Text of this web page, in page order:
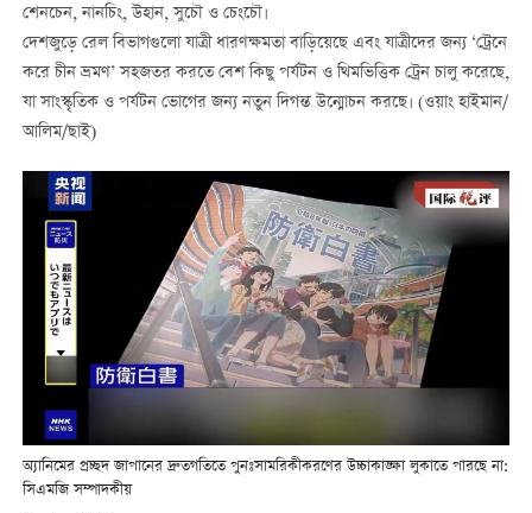
শেনচেন, নানচিং, উহান, সুচৌ ও চেংচৌ।
দেশজুড়ে রেল বিভাগগুলো যাত্রী ধারণক্ষমতা বাড়িয়েছে এবং যাত্রীদের জন্য ‘ট্রেনে
করে চীন ভ্রমণ’ সহজতর করতে বেশ কিছু পর্যটন ও থিমভিত্তিক ট্রেন চালু করেছে,
যা সাংস্কৃতিক ও পর্যটন ভোগের জন্য নতুন দিগন্ত উন্মোচন করছে। (ওয়াং হাইমান/
আলিম/ছাই)
অ্যানিমের প্রচ্ছদ জাপানের দ্রুতগতিতে পুনঃসামরিকীকরণের উচ্চাকাঙ্ক্ষা লুকাতে পারছে না:
সিএমজি সম্পাদকীয়